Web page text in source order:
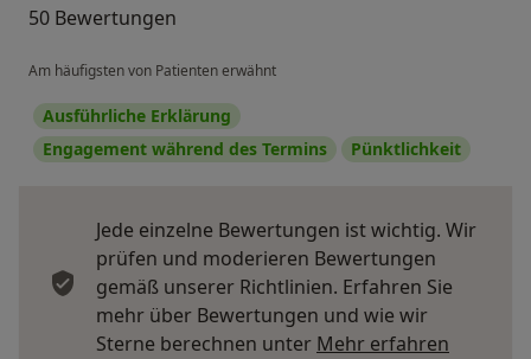
50 Bewertungen
Am häufigsten von Patienten erwähnt
Ausführliche Erklärung
Engagement während des Termins
Pünktlichkeit
Jede einzelne Bewertungen ist wichtig. Wir
prüfen und moderieren Bewertungen
gemäß unserer Richtlinien. Erfahren Sie
mehr über Bewertungen und wie wir
Sterne berechnen unter Mehr erfahren